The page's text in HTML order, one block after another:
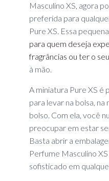
Masculino XS, agora
preferida para
Pure XS. Essa
para quem deseja
fragrâncias ou ter o
à mão.
A miniatura Pure XS é
para levar na bolsa,
bolso. Com ela, você
preocupar em estar
Basta abrir a
Perfume Masculino
sofisticado em